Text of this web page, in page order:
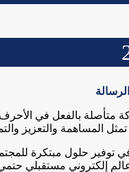
متأصلة بالفعل في
في توفير حلول مبتكرة
إلكتروني مستقبلي